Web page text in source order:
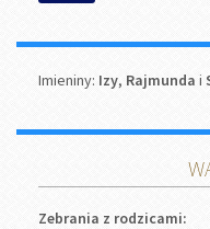
Imieniny
Imieniny: Izy, Rajmunda i
Zebrania z rodzicami: